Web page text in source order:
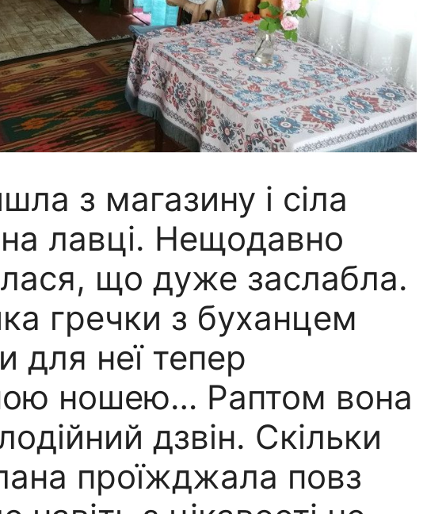
з магазину і сіла
на лавці. Нещодавно
що дуже заслабла.
гречки з буханцем
для неї тепер
ношею… Раптом вона
дзвін. Скільки
проїжджала повз